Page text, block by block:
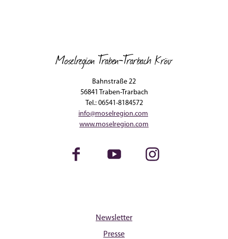
Moselregion Traben-Trarbach Kröv
Bahnstraße 22
56841 Traben-Trarbach
Tel.: 06541-8184572
info@moselregion.com
www.moselregion.com
Facebook Youtube Instagram
Newsletter
Presse